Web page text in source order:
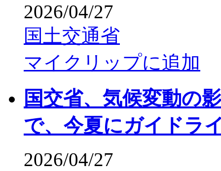
2026/04/27
国土交通省
マイクリップに追加
国交省、気候変動の
で、今夏にガイドラ
2026/04/27